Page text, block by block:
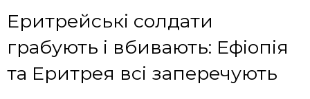
Еритрейські солдати
грабують і вбивають: Ефіопія
та Еритрея всі заперечують